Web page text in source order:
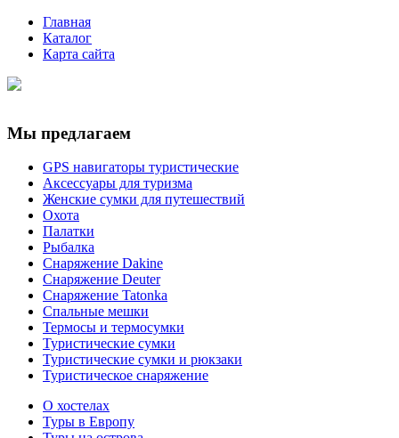
Главная
Каталог
Карта сайта
Мы предлагаем
GPS навигаторы туристические
Аксессуары для туризма
Женские сумки для путешествий
Охота
Палатки
Рыбалка
Снаряжение Dakine
Снаряжение Deuter
Снаряжение Tatonka
Спальные мешки
Термосы и термосумки
Туристические сумки
Туристические сумки и рюкзаки
Туристическое снаряжение
О хостелах
Туры в Европу